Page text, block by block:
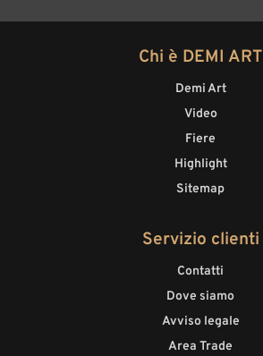
Chi è DEMI ART
Demi Art
Video
Fiere
Highlight
Sitemap
Servizio clienti
Contatti
Dove siamo
Avviso legale
Area Trade